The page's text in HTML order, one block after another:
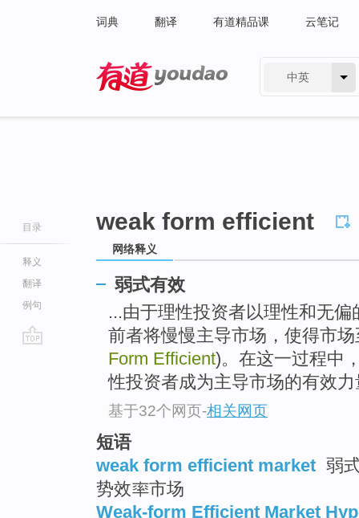
词典 翻译 有道精品课 云笔记
中英
目录
释义
翻译
例句
weak form efficient
网络释义
弱式有效
...由于理性投资者以理性和无
前者将慢慢主导市场，使得市
Form Efficient)。在这一过程中
性投资者成为主导市场的有效
基于32个网页-相关网页
短语
weak form efficient market 弱
势效率市场
Weak-form Efficient Market